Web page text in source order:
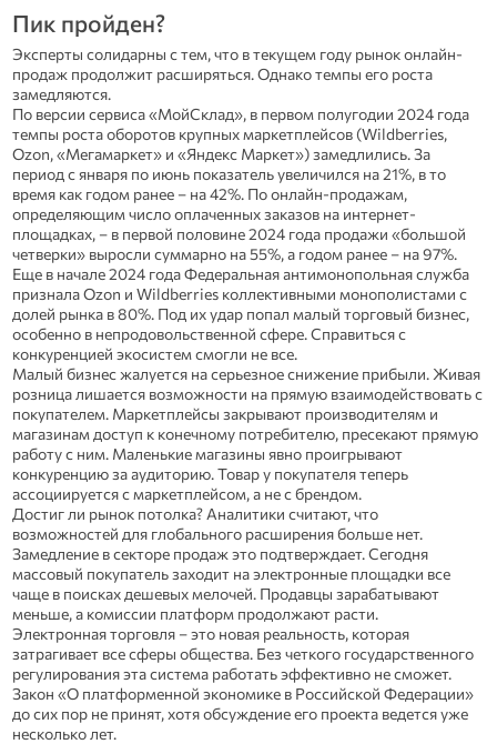
Пик пройден?
Эксперты солидарны с тем, что в текущем году рынок онлайн-
продаж продолжит расширяться. Однако темпы его роста
замедляются.
По версии сервиса «МойСклад», в первом полугодии 2024 года
темпы роста оборотов крупных маркетплейсов (Wildberries,
Ozon, «Мегамаркет» и «Яндекс Маркет») замедлились. За
период с января по июнь показатель увеличился на 21%, в то
время как годом ранее – на 42%. По онлайн-продажам,
определяющим число оплаченных заказов на интернет-
площадках, – в первой половине 2024 года продажи «большой
четверки» выросли суммарно на 55%, а годом ранее – на 97%.
Еще в начале 2024 года Федеральная антимонопольная служба
признала Ozon и Wildberries коллективными монополистами с
долей рынка в 80%. Под их удар попал малый торговый бизнес,
особенно в непродовольственной сфере. Справиться с
конкуренцией экосистем смогли не все.
Малый бизнес жалуется на серьезное снижение прибыли. Живая
розница лишается возможности на прямую взаимодействовать с
покупателем. Маркетплейсы закрывают производителям и
магазинам доступ к конечному потребителю, пресекают прямую
работу с ним. Маленькие магазины явно проигрывают
конкуренцию за аудиторию. Товар у покупателя теперь
ассоциируется с маркетплейсом, а не с брендом.
Достиг ли рынок потолка? Аналитики считают, что
возможностей для глобального расширения больше нет.
Замедление в секторе продаж это подтверждает. Сегодня
массовый покупатель заходит на электронные площадки все
чаще в поисках дешевых мелочей. Продавцы зарабатывают
меньше, а комиссии платформ продолжают расти.
Электронная торговля – это новая реальность, которая
затрагивает все сферы общества. Без четкого государственного
регулирования эта система работать эффективно не сможет.
Закон «О платформенной экономике в Российской Федерации»
до сих пор не принят, хотя обсуждение его проекта ведется уже
несколько лет.